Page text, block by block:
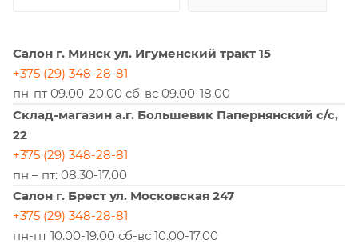
Салон г. Минск ул. Игуменский тракт 15
+375 (29) 348-28-81
пн-пт 09.00-20.00 сб-вс 09.00-18.00
Склад-магазин а.г. Большевик Папернянский с/с,
22
+375 (29) 348-28-81
пн – пт: 08.30-17.00
Салон г. Брест ул. Московская 247
+375 (29) 348-28-81
пн-пт 10.00-19.00 сб-вс 10.00-17.00